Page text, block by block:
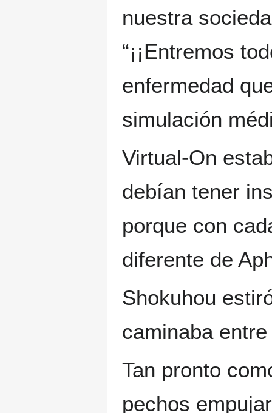
nuestra
“¡¡Entremos
enfermedad
simulación
Virtual-On
debían tener
porque con
diferente de
Shokuhou
caminaba
Tan pronto
pechos